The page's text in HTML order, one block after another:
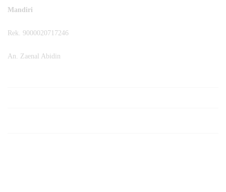
Mandiri
Rek. 9000020717246
An. Zaenal Abidin